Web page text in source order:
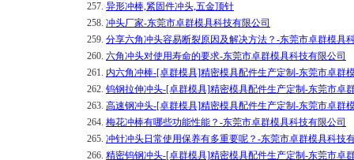
257. 异形冲棒,紧固件冲头,五金顶针
258. 冲头厂家-东莞市卓群模具科技有限公司
259. 分享六角冲头容易断裂原因及解决方法？-东莞市卓群模具
260. 六角冲头对使用寿命的要求-东莞市卓群模具科技有限公司
261. 内六角冲棒-[卓群模具]精密模具配件生产定制-东莞市卓群
262. 钨钢拉伸冲头-[卓群模具]精密模具配件生产定制-东莞市卓
263. 高速钢冲头-[卓群模具]精密模具配件生产定制-东莞市卓群
264. 梅花冲棒有哪些功能性能？-东莞市卓群模具科技有限公司
265. 冲针冲头日常使用保养有多重要呢？-东莞市卓群模具科技
266. 精密钨钢冲头-[卓群模具]精密模具配件生产定制-东莞市卓